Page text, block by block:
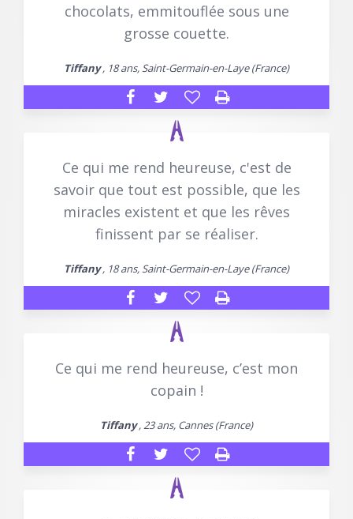
chocolats, emmitouflée sous une
grosse couette.
Tiffany, 18 ans, Saint-Germain-en-Laye (France)
Ce qui me rend heureuse, c'est de
savoir que tout est possible, que les
miracles existent et que les rêves
finissent par se réaliser.
Tiffany, 18 ans, Saint-Germain-en-Laye (France)
Ce qui me rend heureuse, c’est mon
copain !
Tiffany, 23 ans, Cannes (France)